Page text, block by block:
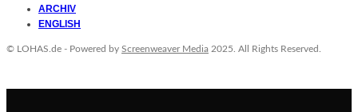
ARCHIV
ENGLISH
© LOHAS.de - Powered by Screenweaver Media 2025. All Rights Reserved.